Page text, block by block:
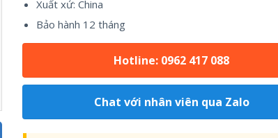
Xuất xứ: China
Bảo hành 12 tháng
Hotline: 0962 417 088
Chat với nhân viên qua Zalo